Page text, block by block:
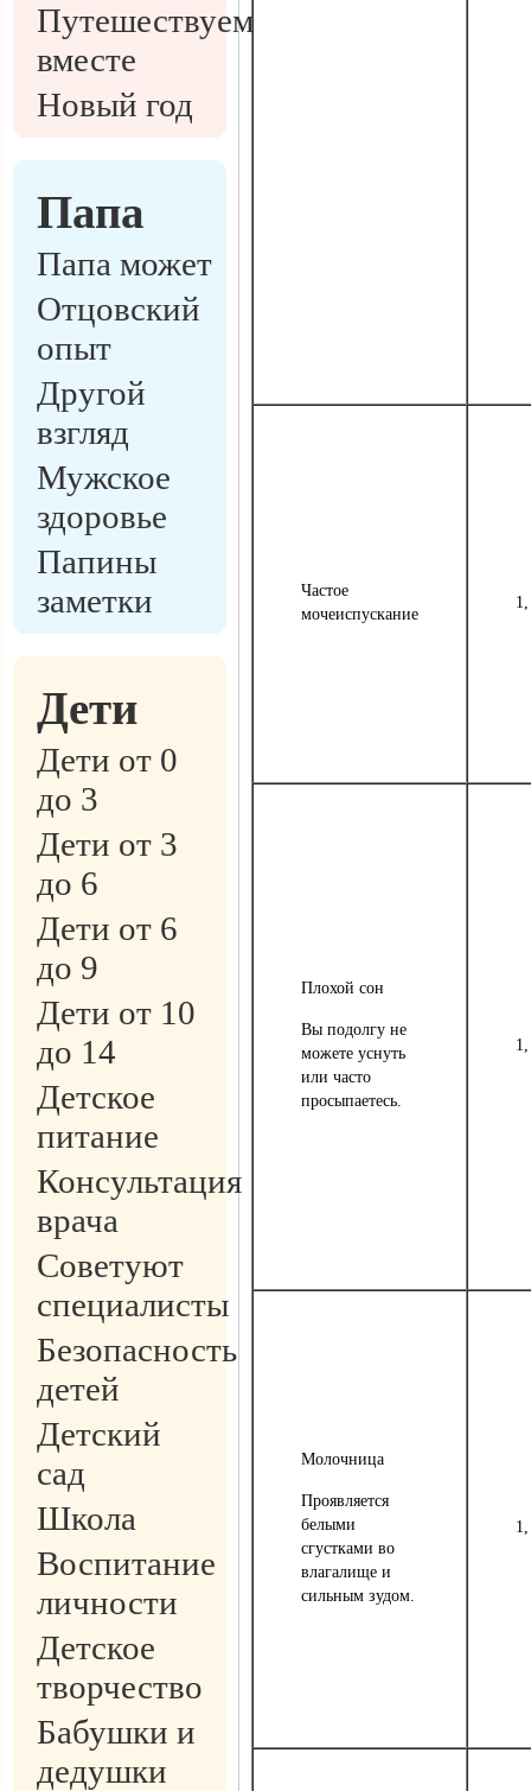
Путешествуем
вместе
Новый год
Папа
Папа может
Отцовский
опыт
Другой
взгляд
Мужское
здоровье
Папины
заметки
Дети
Дети от 0
до 3
Дети от 3
до 6
Дети от 6
до 9
Дети от 10
до 14
Детское
питание
Консультация
врача
Советуют
специалисты
Безопасность
детей
Детский
сад
Школа
Воспитание
личности
Детское
творчество
Бабушки и
дедушки
Частое
мочеиспускание
Плохой сон
Вы подолгу не
можете уснуть
или часто
просыпаетесь.
Молочница
Проявляется
белыми
сгустками во
влагалище и
сильным зудом.